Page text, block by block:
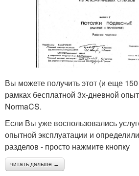
Вы можете получить этот (и еще
рамках бесплатной 3х-дневной
NormaCS.
Если Вы уже воспользовались
опытной эксплуатации и
разделов - просто нажмите кнопку
читать дальше →